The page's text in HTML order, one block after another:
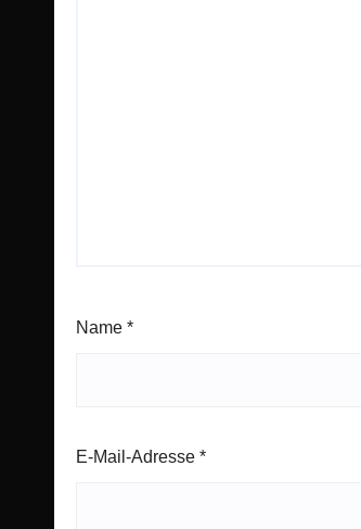
Name *
E-Mail-Adresse *